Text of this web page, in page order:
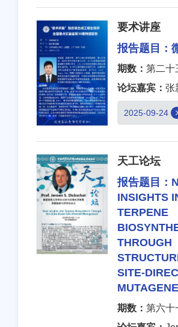
要术讲座
报告题目：
期数： 第二十
论坛嘉宾： 张
2025-09-24
天工论坛
报告题目：
INSIGHTS
TERPENE
THROUGH
SITE-
期数： 第六十